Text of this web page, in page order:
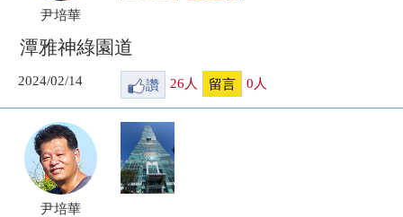
尹培華
潭雅神綠園道
2024/02/14 讚 26 人 留言 0 人
尹培華